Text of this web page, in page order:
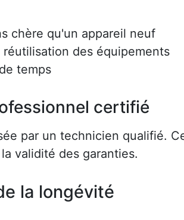
chère qu'un appareil neuf
des équipements
temps
certifié
par un technicien qualifié.
validité des garanties.
la longévité